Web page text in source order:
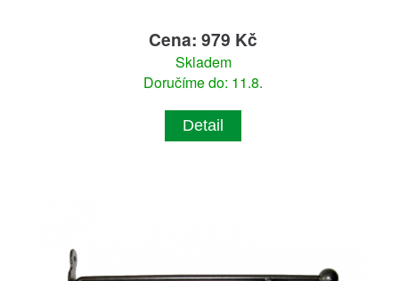
Cena: 979 Kč
Skladem
Doručíme do: 11.8.
Detail